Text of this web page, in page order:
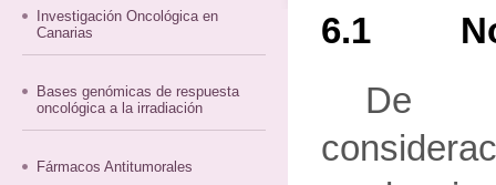
Investigación Oncológica en
Canarias
Bases genómicas de respuesta
oncológica a la irradiación
Fármacos Antitumorales
6.1 No
De